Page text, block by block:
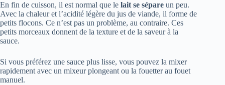
En fin de cuisson, il est normal que le lait se sépare un peu.
Avec la chaleur et l’acidité légère du jus de viande, il forme de
petits flocons. Ce n’est pas un problème, au contraire. Ces
petits morceaux donnent de la texture et de la saveur à la
sauce.
Si vous préférez une sauce plus lisse, vous pouvez la mixer
rapidement avec un mixeur plongeant ou la fouetter au fouet
manuel.